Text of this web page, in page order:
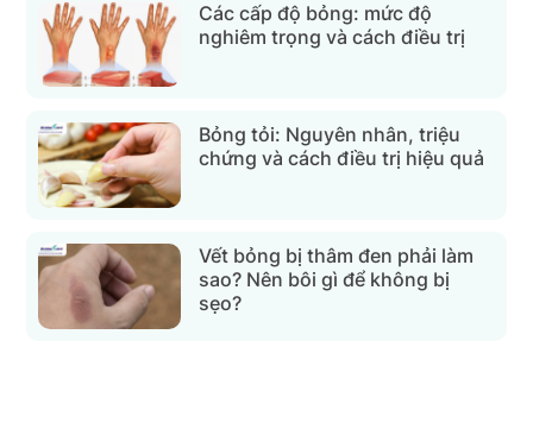
Các cấp độ bỏng: mức độ
nghiêm trọng và cách điều trị
Bỏng tỏi: Nguyên nhân, triệu
chứng và cách điều trị hiệu quả
Vết bỏng bị thâm đen phải làm
sao? Nên bôi gì để không bị
sẹo?